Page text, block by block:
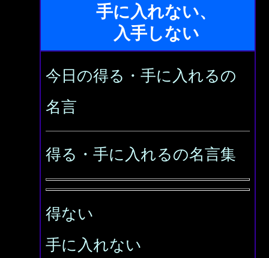
手に入れない、
入手しない
今日の得る・手に入れるの
名言
得る・手に入れるの名言集
得ない
手に入れない